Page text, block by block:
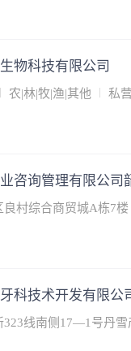
物科技有限公司
农|林|牧|渔|其他 私营
咨询管理有限公司
良村综合商贸城A栋7楼
科技术开发有限公
323线南侧17―1号丹雪